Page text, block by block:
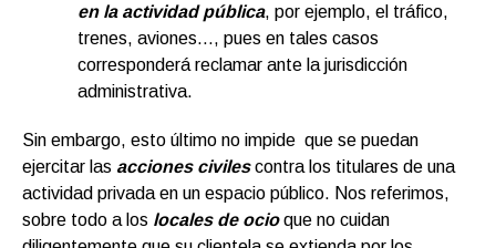
en la actividad pública, por ejemplo, el tráfico,
trenes, aviones…, pues en tales casos
corresponderá reclamar ante la jurisdicción
administrativa.
Sin embargo, esto último no impide que se puedan
ejercitar las acciones civilescontra los titulares de una
actividad privada en un espacio público. Nos referimos,
sobre todo a los locales de ocioque no cuidan